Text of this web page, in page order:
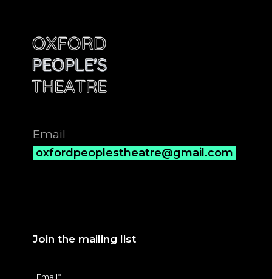
Email
oxfordpeoplestheatre@gmail.com
Join the mailing list